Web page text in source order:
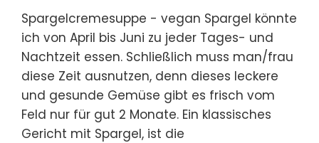
Spargelcremesuppe - vegan Spargel könnte
ich von April bis Juni zu jeder Tages- und
Nachtzeit essen. Schließlich muss man/frau
diese Zeit ausnutzen, denn dieses leckere
und gesunde Gemüse gibt es frisch vom
Feld nur für gut 2 Monate. Ein klassisches
Gericht mit Spargel, ist die